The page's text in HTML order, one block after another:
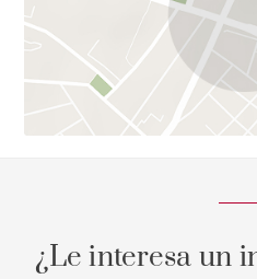
¿Le interesa un